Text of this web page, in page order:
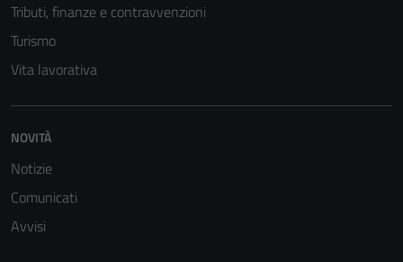
Tributi, finanze e contravvenzioni
Turismo
Vita lavorativa
NOVITÀ
Notizie
Comunicati
Avvisi